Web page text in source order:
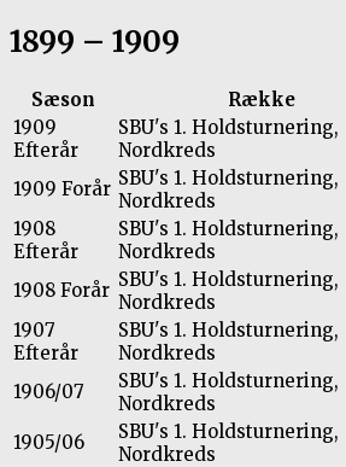
1899 – 1909
Sæson Række
1909
Efterår
SBU's 1. Holdsturnering,
Nordkreds
1909 Forår SBU's 1. Holdsturnering,
Nordkreds
1908
Efterår
SBU's 1. Holdsturnering,
Nordkreds
1908 Forår SBU's 1. Holdsturnering,
Nordkreds
1907
Efterår
SBU's 1. Holdsturnering,
Nordkreds
1906/07
SBU's 1. Holdsturnering,
Nordkreds
1905/06
SBU's 1. Holdsturnering,
Nordkreds